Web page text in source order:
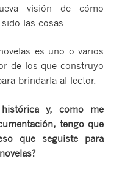
visión de cómo
las cosas.
es uno o varios
de los que construyo
brindarla al lector.
y, como me
tengo que
que seguiste para